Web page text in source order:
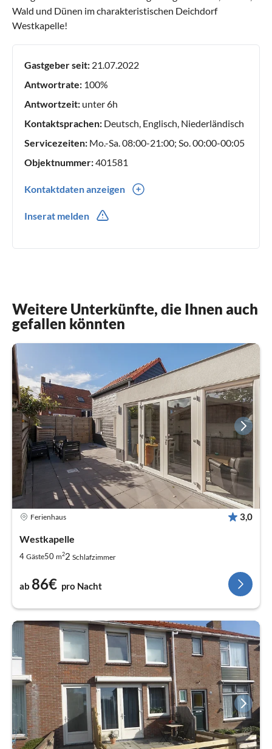
Wald und Dünen im charakteristischen Deichdorf
Westkapelle!
Gastgeber seit: 21.07.2022
Antwortrate: 100%
Antwortzeit: unter 6h
Kontaktsprachen: Deutsch, Englisch, Niederländisch
Servicezeiten: Mo.-Sa. 08:00-21:00; So. 00:00-00:05
Objektnummer:401581
Kontaktdaten anzeigen
Inserat melden
Weitere Unterkünfte, die Ihnen auch
gefallen könnten
Ferienhaus 3,0
Westkapelle
4 Gäste50 m22 Schlafzimmer
ab 86€ pro Nacht